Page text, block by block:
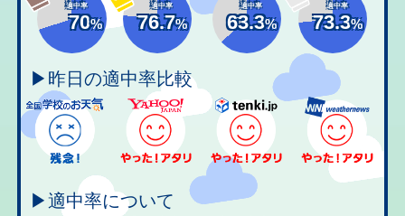
適中率
70%
適中率
76.7%
適中率
63.3%
適中率
73.3%
▶昨日の適中率比較
▶適中率について